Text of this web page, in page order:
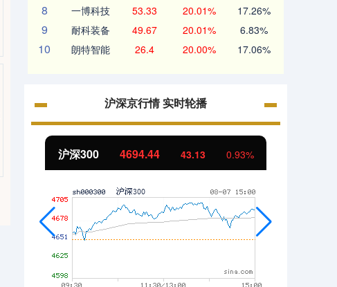
8 一博科技 53.33 20.01% 17.26%
9 耐科装备 49.67 20.01% 6.83%
10 朗特智能 26.4 20.00% 17.06%
沪深京行情 实时轮播
沪深300 4694.44 43.13 0.93%